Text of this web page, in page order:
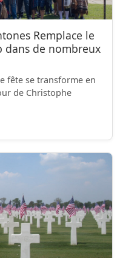
Remplace le
dans de nombreux
fête se transforme en
de Christophe